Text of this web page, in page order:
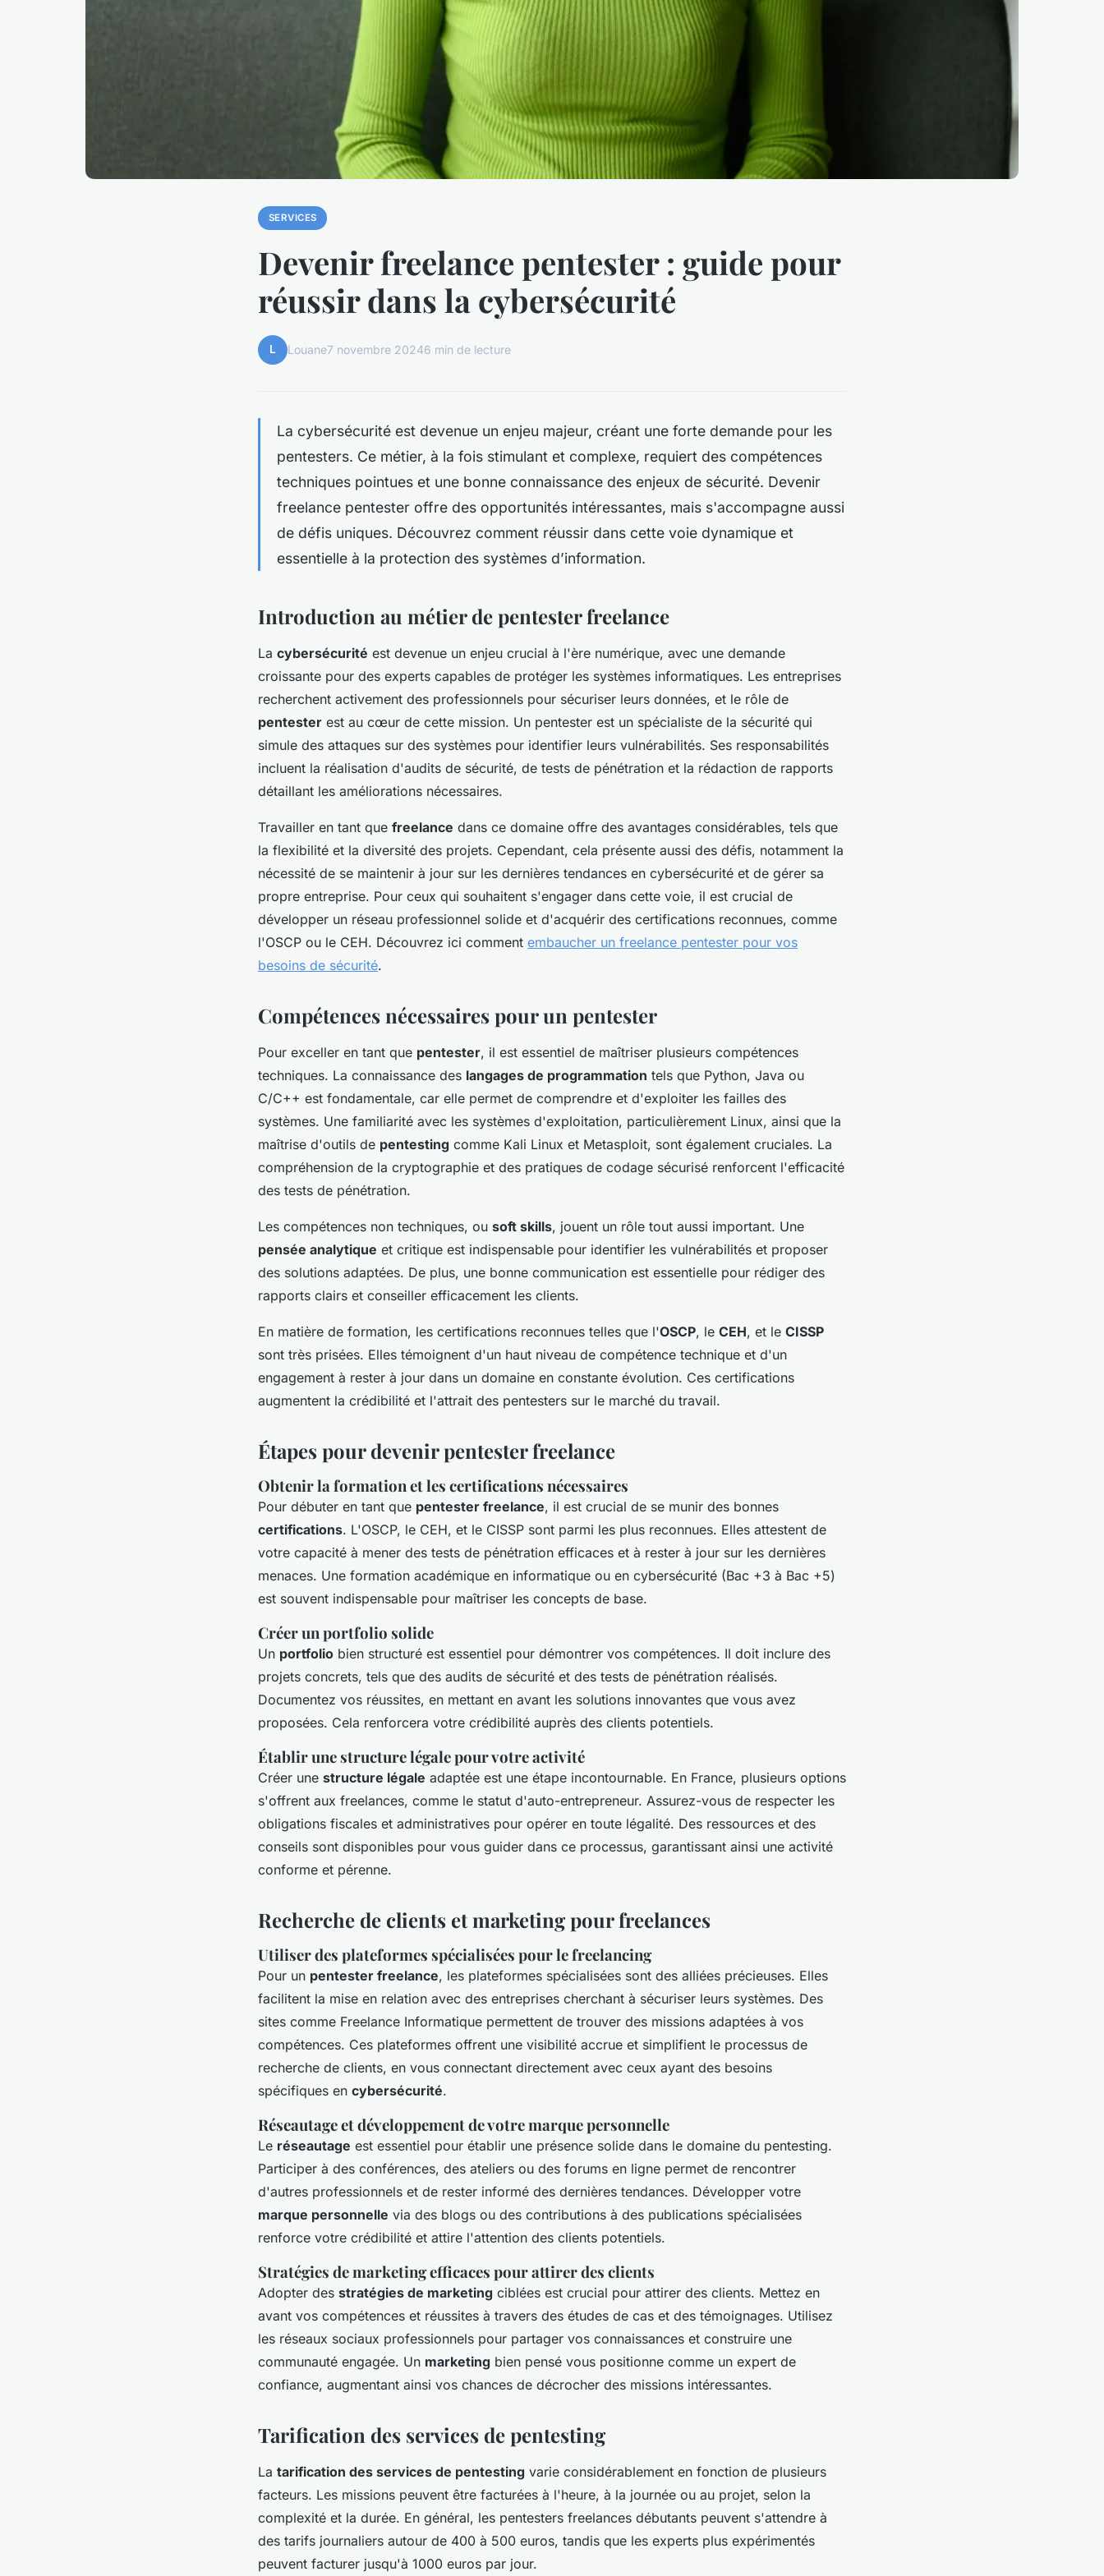
SERVICES
Devenir freelance pentester : guide pour
réussir dans la cybersécurité
L Louane7 novembre 20246 min de lecture
La cybersécurité est devenue un enjeu majeur, créant une forte demande pour les
pentesters. Ce métier, à la fois stimulant et complexe, requiert des compétences
techniques pointues et une bonne connaissance des enjeux de sécurité. Devenir
freelance pentester offre des opportunités intéressantes, mais s'accompagne aussi
de défis uniques. Découvrez comment réussir dans cette voie dynamique et
essentielle à la protection des systèmes d’information.
Introduction au métier de pentester freelance
La cybersécurité est devenue un enjeu crucial à l'ère numérique, avec une demande
croissante pour des experts capables de protéger les systèmes informatiques. Les entreprises
recherchent activement des professionnels pour sécuriser leurs données, et le rôle de
pentester est au cœur de cette mission. Un pentester est un spécialiste de la sécurité qui
simule des attaques sur des systèmes pour identifier leurs vulnérabilités. Ses responsabilités
incluent la réalisation d'audits de sécurité, de tests de pénétration et la rédaction de rapports
détaillant les améliorations nécessaires.
Travailler en tant que freelance dans ce domaine offre des avantages considérables, tels que
la flexibilité et la diversité des projets. Cependant, cela présente aussi des défis, notamment la
nécessité de se maintenir à jour sur les dernières tendances en cybersécurité et de gérer sa
propre entreprise. Pour ceux qui souhaitent s'engager dans cette voie, il est crucial de
développer un réseau professionnel solide et d'acquérir des certifications reconnues, comme
l'OSCP ou le CEH. Découvrez ici comment embaucher un freelance pentester pour vos
besoins de sécurité.
Compétences nécessaires pour un pentester
Pour exceller en tant que pentester, il est essentiel de maîtriser plusieurs compétences
techniques. La connaissance des langages de programmation tels que Python, Java ou
C/C++ est fondamentale, car elle permet de comprendre et d'exploiter les failles des
systèmes. Une familiarité avec les systèmes d'exploitation, particulièrement Linux, ainsi que la
maîtrise d'outils de pentesting comme Kali Linux et Metasploit, sont également cruciales. La
compréhension de la cryptographie et des pratiques de codage sécurisé renforcent l'efficacité
des tests de pénétration.
Les compétences non techniques, ou soft skills, jouent un rôle tout aussi important. Une
pensée analytique et critique est indispensable pour identifier les vulnérabilités et proposer
des solutions adaptées. De plus, une bonne communication est essentielle pour rédiger des
rapports clairs et conseiller efficacement les clients.
En matière de formation, les certifications reconnues telles que l'OSCP, le CEH, et le CISSP
sont très prisées. Elles témoignent d'un haut niveau de compétence technique et d'un
engagement à rester à jour dans un domaine en constante évolution. Ces certifications
augmentent la crédibilité et l'attrait des pentesters sur le marché du travail.
Étapes pour devenir pentester freelance
Obtenir la formation et les certifications nécessaires
Pour débuter en tant que pentester freelance, il est crucial de se munir des bonnes
certifications. L'OSCP, le CEH, et le CISSP sont parmi les plus reconnues. Elles attestent de
votre capacité à mener des tests de pénétration efficaces et à rester à jour sur les dernières
menaces. Une formation académique en informatique ou en cybersécurité (Bac +3 à Bac +5)
est souvent indispensable pour maîtriser les concepts de base.
Créer un portfolio solide
Un portfolio bien structuré est essentiel pour démontrer vos compétences. Il doit inclure des
projets concrets, tels que des audits de sécurité et des tests de pénétration réalisés.
Documentez vos réussites, en mettant en avant les solutions innovantes que vous avez
proposées. Cela renforcera votre crédibilité auprès des clients potentiels.
Établir une structure légale pour votre activité
Créer une structure légale adaptée est une étape incontournable. En France, plusieurs options
s'offrent aux freelances, comme le statut d'auto-entrepreneur. Assurez-vous de respecter les
obligations fiscales et administratives pour opérer en toute légalité. Des ressources et des
conseils sont disponibles pour vous guider dans ce processus, garantissant ainsi une activité
conforme et pérenne.
Recherche de clients et marketing pour freelances
Utiliser des plateformes spécialisées pour le freelancing
Pour un pentester freelance, les plateformes spécialisées sont des alliées précieuses. Elles
facilitent la mise en relation avec des entreprises cherchant à sécuriser leurs systèmes. Des
sites comme Freelance Informatique permettent de trouver des missions adaptées à vos
compétences. Ces plateformes offrent une visibilité accrue et simplifient le processus de
recherche de clients, en vous connectant directement avec ceux ayant des besoins
spécifiques en cybersécurité.
Réseautage et développement de votre marque personnelle
Le réseautage est essentiel pour établir une présence solide dans le domaine du pentesting.
Participer à des conférences, des ateliers ou des forums en ligne permet de rencontrer
d'autres professionnels et de rester informé des dernières tendances. Développer votre
marque personnelle via des blogs ou des contributions à des publications spécialisées
renforce votre crédibilité et attire l'attention des clients potentiels.
Stratégies de marketing efficaces pour attirer des clients
Adopter des stratégies de marketing ciblées est crucial pour attirer des clients. Mettez en
avant vos compétences et réussites à travers des études de cas et des témoignages. Utilisez
les réseaux sociaux professionnels pour partager vos connaissances et construire une
communauté engagée. Un marketing bien pensé vous positionne comme un expert de
confiance, augmentant ainsi vos chances de décrocher des missions intéressantes.
Tarification des services de pentesting
La tarification des services de pentesting varie considérablement en fonction de plusieurs
facteurs. Les missions peuvent être facturées à l'heure, à la journée ou au projet, selon la
complexité et la durée. En général, les pentesters freelances débutants peuvent s'attendre à
des tarifs journaliers autour de 400 à 500 euros, tandis que les experts plus expérimentés
peuvent facturer jusqu'à 1000 euros par jour.